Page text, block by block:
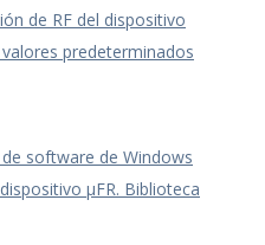
de RF del dispositivo
predeterminados
software de Windows
μFR. Biblioteca